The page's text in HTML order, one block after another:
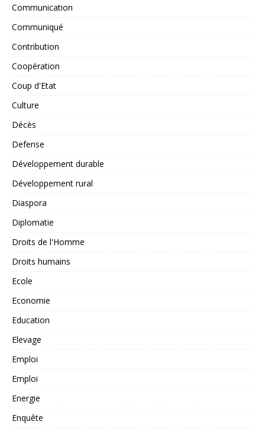
Communication
Communiqué
Contribution
Coopération
Coup d'Etat
Culture
Décès
Defense
Développement durable
Développement rural
Diaspora
Diplomatie
Droits de l'Homme
Droits humains
Ecole
Economie
Education
Elevage
Emploi
Emploi
Energie
Enquête